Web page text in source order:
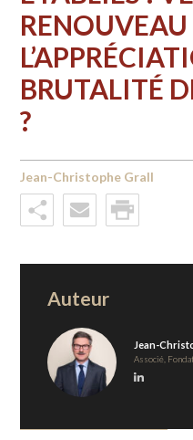
BRUTALITÉ
?
Jean-Christophe Grall
Auteur
Jean-
Associé,